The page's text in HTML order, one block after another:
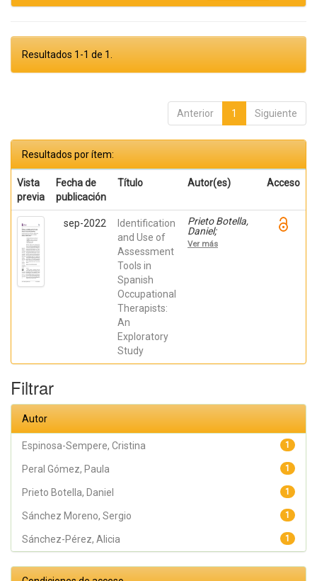
Resultados 1-1 de 1.
Anterior 1 Siguiente
Resultados por ítem:
Vista
previa
Fecha de
publicación
Título Autor(es) Acceso
sep-2022
Identification
and Use of
Assessment
Tools in
Spanish
Occupational
Therapists:
An
Exploratory
Study
Prieto Botella,
Daniel;
Sánchez Pérez,
Alicia; Sánchez
Ver más
Filtrar
Autor
1
Espinosa-Sempere, Cristina
1
Peral Gómez, Paula
1
Prieto Botella, Daniel
1
Sánchez Moreno, Sergio
1
Sánchez-Pérez, Alicia